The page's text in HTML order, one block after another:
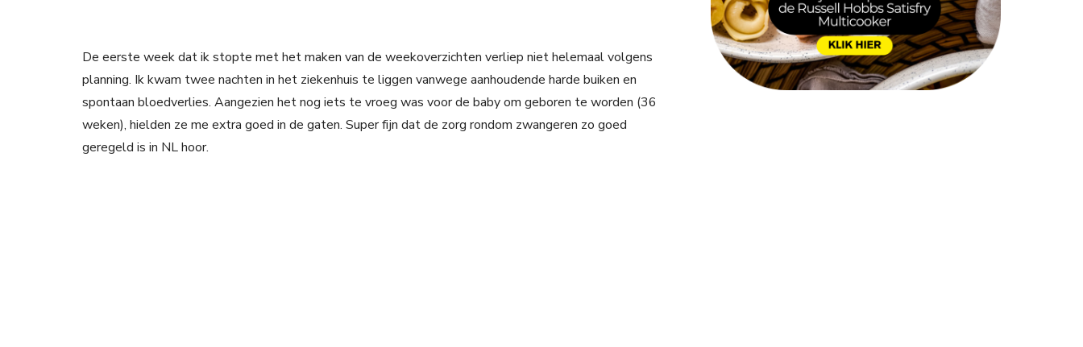
De eerste week dat ik stopte met het maken van de weekoverzichten verliep niet helemaal volgens
planning. Ik kwam twee nachten in het ziekenhuis te liggen vanwege aanhoudende harde buiken en
spontaan bloedverlies. Aangezien het nog iets te vroeg was voor de baby om geboren te worden (36
weken), hielden ze me extra goed in de gaten. Super fijn dat de zorg rondom zwangeren zo goed
geregeld is in NL hoor.